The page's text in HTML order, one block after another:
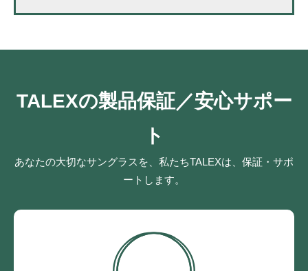
TALEXの製品保証／安心サポー
ト
あなたの大切なサングラスを、私たちTALEXは、保証・サポ
ートします。